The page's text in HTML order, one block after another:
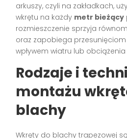
arkuszy, czyli na zakładkach,
wkrętu na każdy metr bieżący
rozmieszczenie sprzyja
oraz zapobiega
wpływem wiatru lub
Rodzaje i
montażu
blachy
Wkręty do blachy trapezowej